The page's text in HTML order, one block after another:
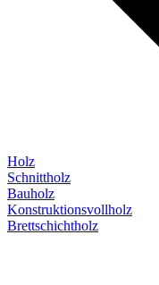
Holz
Schnittholz
Bauholz
Konstruktionsvollholz
Brettschichtholz